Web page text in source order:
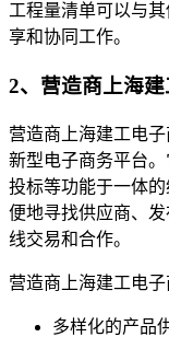
工程量清单可以与
享和协同工作。
2、营造商上海
营造商上海建工电
新型电子商务平台
投标等功能于一体
便地寻找供应商、
线交易和合作。
营造商上海建工电子
多样化的产品